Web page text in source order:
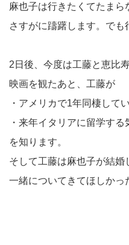
麻也子は行きたくてたまら
さすがに躊躇します。でも
2日後、今度は工藤と恵比
映画を観たあと、工藤が
・アメリカで1年同棲して
・来年イタリアに留学する
を知ります。
そして工藤は麻也子が結婚
一緒についてきてほしかっ